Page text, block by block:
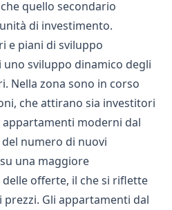
quello secondario
di investimento.
e piani di sviluppo
sviluppo dinamico degli
Nella zona sono in corso
che attirano sia investitori
appartamenti moderni dal
numero di nuovi
una maggiore
offerte, il che si riflette
prezzi. Gli appartamenti dal